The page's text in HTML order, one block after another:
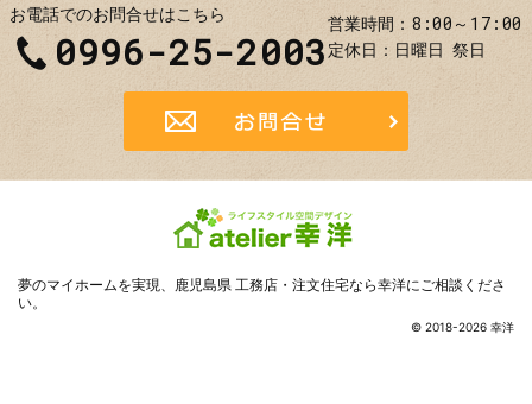
お電話でのお問合せはこちら
0996-25-2003
営業時間 8:00～17:00
定休日 日曜日 祭日
© 2018-2026 幸洋
夢のマイホームを実現、 鹿児島県 工務店・注文住宅なら幸洋にご相談くださ
い。